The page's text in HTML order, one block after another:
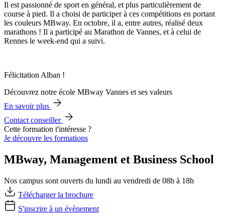
Il est passionné de sport en général, et plus particulièrement de
course à pied. Il a choisi de participer à ces compétitions en portant
les couleurs MBway. En octobre, il a, entre autres, réalisé deux
marathons ! Il a participé au Marathon de Vannes, et à celui de
Rennes le week-end qui a suivi.
Félicitation Alban !
Découvrez notre école MBway Vannes et ses valeurs
En savoir plus
Contact conseiller
Cette formation t'intéresse ?
Je découvre les formations
MBway, Management et Business School
Nos campus sont ouverts du lundi au vendredi de 08h à 18h
Télécharger la brochure
S'inscrire à un évènement